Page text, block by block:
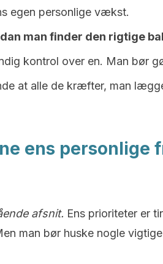
egen personlige vækst.
man finder den rigtige
kontrol over en. Man bør
at alle de kræfter, man
ens personlige
afsnit. Ens prioriteter er
man bør huske nogle